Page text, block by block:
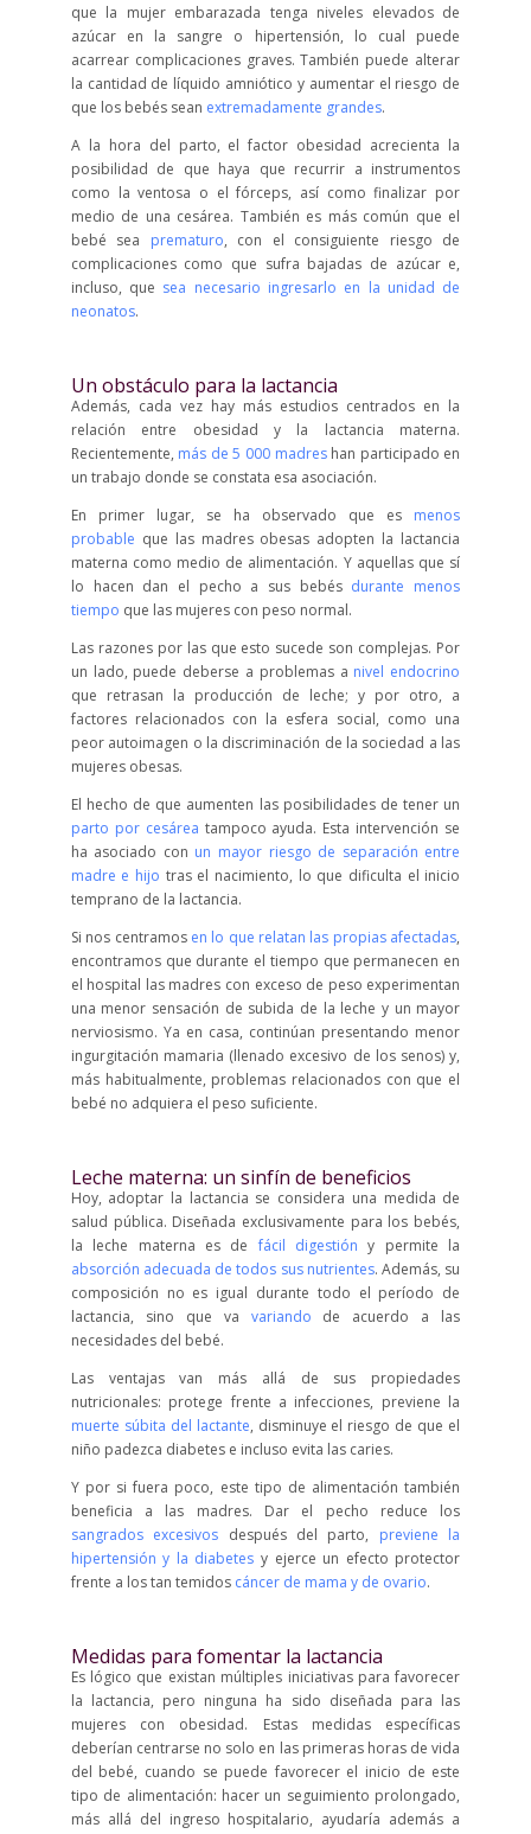
que la mujer embarazada tenga niveles elevados de
azúcar en la sangre o hipertensión, lo cual puede
acarrear complicaciones graves. También puede alterar
la cantidad de líquido amniótico y aumentar el riesgo de
que los bebés sean extremadamente grandes.
A la hora del parto, el factor obesidad acrecienta la
posibilidad de que haya que recurrir a instrumentos
como la ventosa o el fórceps, así como finalizar por
medio de una cesárea. También es más común que el
bebé sea prematuro, con el consiguiente riesgo de
complicaciones como que sufra bajadas de azúcar e,
incluso, que sea necesario ingresarlo en la unidad de
neonatos.
Un obstáculo para la lactancia
Además, cada vez hay más estudios centrados en la
relación entre obesidad y la lactancia materna.
Recientemente, más de 5 000 madreshan participado en
un trabajo donde se constata esa asociación.
En primer lugar, se ha observado que es menos
probable que las madres obesas adopten la lactancia
materna como medio de alimentación. Y aquellas que sí
lo hacen dan el pecho a sus bebés durante menos
tiempo que las mujeres con peso normal.
Las razones por las que esto sucede son complejas. Por
un lado, puede deberse a problemas a nivel endocrino
que retrasan la producción de leche; y por otro, a
factores relacionados con la esfera social, como una
peor autoimagen o la discriminación de la sociedad a las
mujeres obesas.
El hecho de que aumenten las posibilidades de tener un
parto por cesárea tampoco ayuda. Esta intervención se
ha asociado con un mayor riesgo de separación entre
madre e hijo tras el nacimiento, lo que dificulta el inicio
temprano de la lactancia.
Si nos centramos en lo que relatan las propias afectadas,
encontramos que durante el tiempo que permanecen en
el hospital las madres con exceso de peso experimentan
una menor sensación de subida de la leche y un mayor
nerviosismo. Ya en casa, continúan presentando menor
ingurgitación mamaria (llenado excesivo de los senos) y,
más habitualmente, problemas relacionados con que el
bebé no adquiera el peso suficiente.
Leche materna: un sinfín de beneficios
Hoy, adoptar la lactancia se considera una medida de
salud pública. Diseñada exclusivamente para los bebés,
la leche materna es defácil digestión y permite la
absorción adecuada de todos sus nutrientes. Además, su
composición no es igual durante todo el período de
lactancia, sino que va variando de acuerdo a las
necesidades del bebé.
Las ventajas van más allá de sus propiedades
nutricionales: protege frente a infecciones, previene la
muerte súbita del lactante, disminuye el riesgo de que el
niño padezca diabetes e incluso evita las caries.
Y por si fuera poco, este tipo de alimentación también
beneficia a las madres. Dar el pecho reduce los
sangrados excesivos después del parto, previene la
hipertensión y la diabetes y ejerce un efecto protector
frente a los tan temidos cáncer de mama y de ovario.
Medidas para fomentar la lactancia
Es lógico que existan múltiples iniciativas para favorecer
la lactancia, pero ninguna ha sido diseñada para las
mujeres con obesidad. Estas medidas específicas
deberían centrarse no solo en las primeras horas de vida
del bebé, cuando se puede favorecer el inicio de este
tipo de alimentación: hacer un seguimiento prolongado,
más allá del ingreso hospitalario, ayudaría además a